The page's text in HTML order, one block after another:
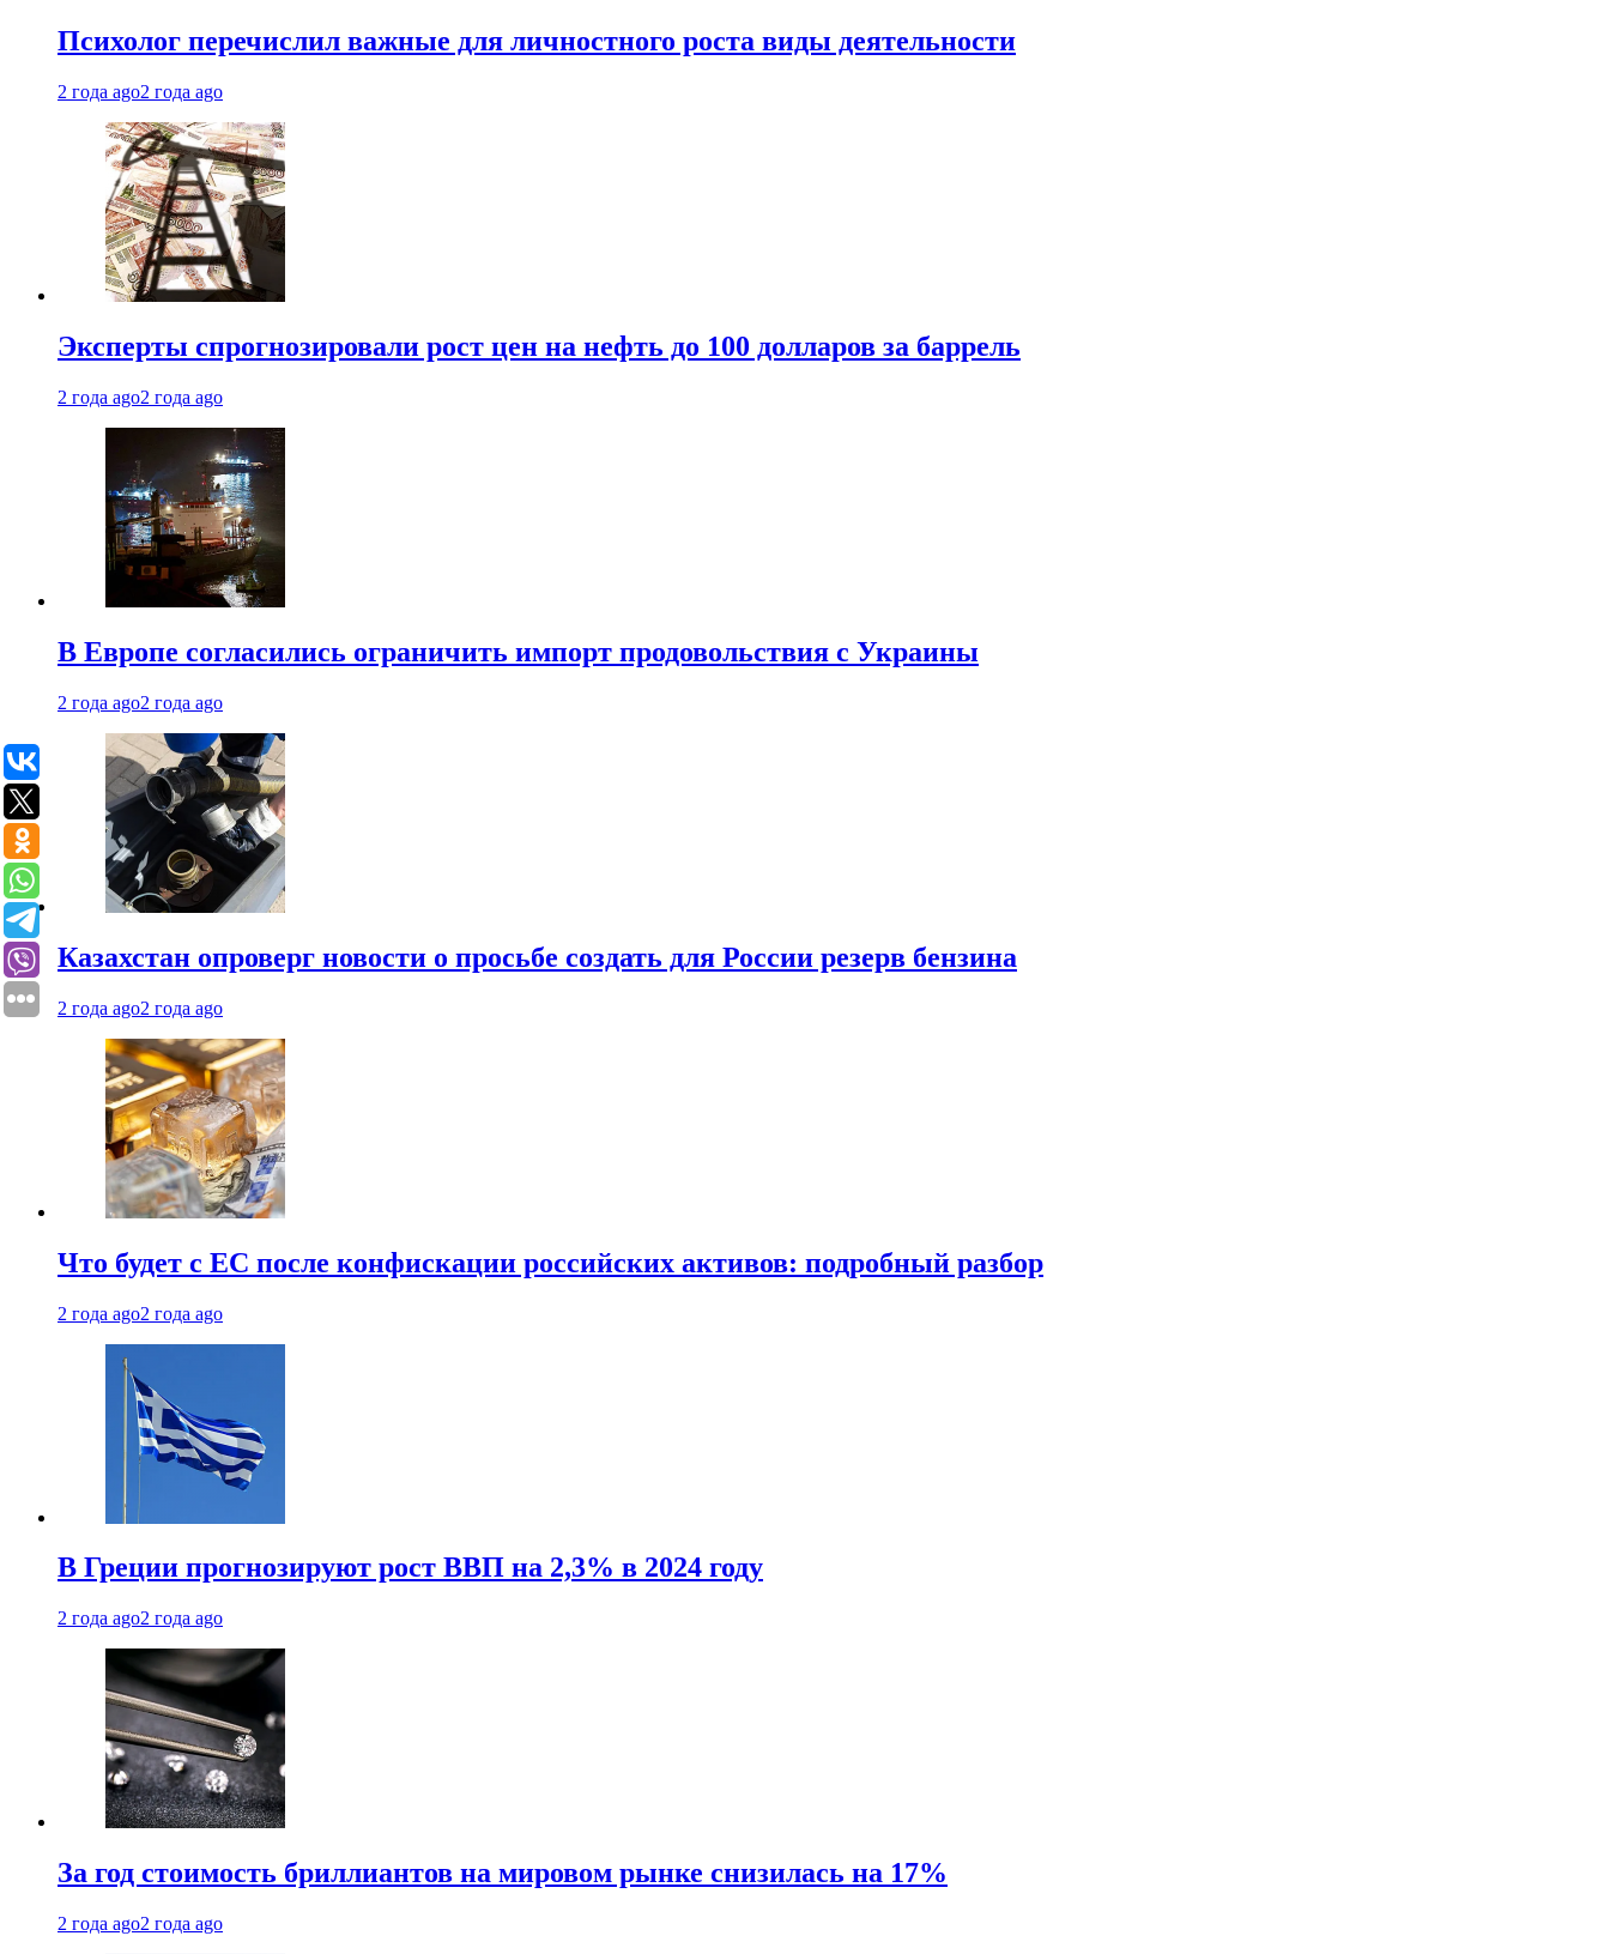
Психолог перечислил важные для личностного роста виды деятельности
2 года ago2 года ago
Эксперты спрогнозировали рост цен на нефть до 100 долларов за баррель
2 года ago2 года ago
В Европе согласились ограничить импорт продовольствия с Украины
2 года ago2 года ago
Казахстан опроверг новости о просьбе создать для России резерв бензина
2 года ago2 года ago
Что будет с ЕС после конфискации российских активов: подробный разбор
2 года ago2 года ago
В Греции прогнозируют рост ВВП на 2,3% в 2024 году
2 года ago2 года ago
За год стоимость бриллиантов на мировом рынке снизилась на 17%
2 года ago2 года ago